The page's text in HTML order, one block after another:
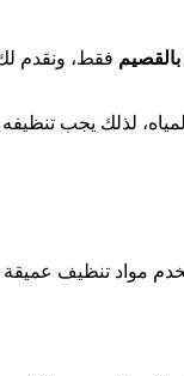
فقط، ونقدم
لذلك يجب تنظيفه
مواد تنظيف